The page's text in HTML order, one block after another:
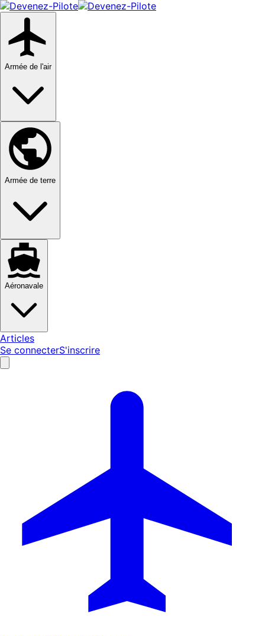
Armée de l'air
Armée de terre
Aéronavale
Articles
Se connecterS'inscrire